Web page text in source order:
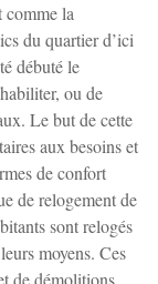
comme la
du quartier d’ici
débuté le
ou de
Le but de cette
aux besoins et
de confort
de relogement de
sont relogés
moyens. Ces
de démolitions